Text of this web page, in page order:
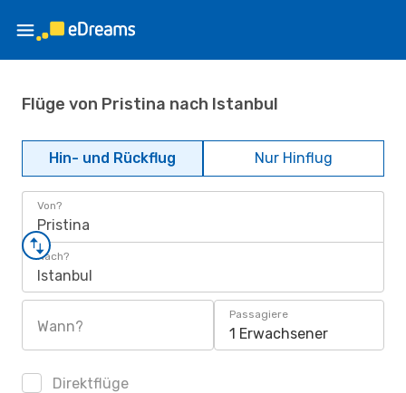
Flüge von Pristina nach Istanbul
Hin- und Rückflug Nur Hinflug
Von?
Pristina
Nach?
Istanbul
Wann?
Passagiere
1 Erwachsener
Direktflüge